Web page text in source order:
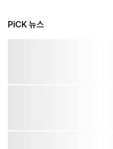
PiCK 뉴스